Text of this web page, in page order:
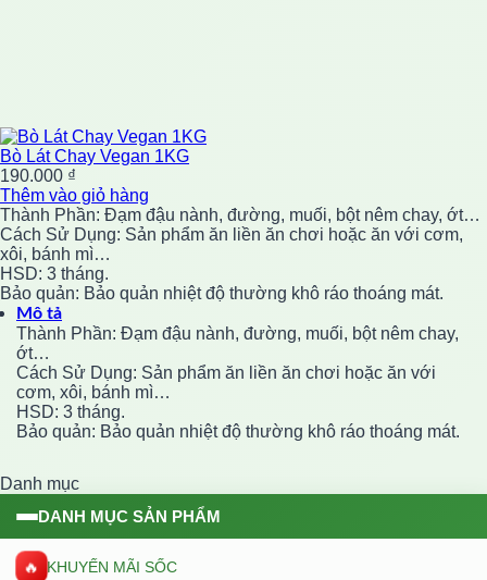
Bò Lát Chay Vegan 1KG
190.000 ₫
Thêm vào giỏ hàng
Thành Phần: Đạm đậu nành, đường, muối, bột nêm chay, ớt…
Cách Sử Dụng: Sản phẩm ăn liền ăn chơi hoặc ăn với cơm,
xôi, bánh mì…
HSD: 3 tháng.
Bảo quản: Bảo quản nhiệt độ thường khô ráo thoáng mát.
Mô tả
Thành Phần: Đạm đậu nành, đường, muối, bột nêm chay,
ớt…
Cách Sử Dụng: Sản phẩm ăn liền ăn chơi hoặc ăn với
cơm, xôi, bánh mì…
HSD: 3 tháng.
Bảo quản: Bảo quản nhiệt độ thường khô ráo thoáng mát.
Danh mục
DANH MỤC SẢN PHẨM
🔥 KHUYẾN MÃI SỐC